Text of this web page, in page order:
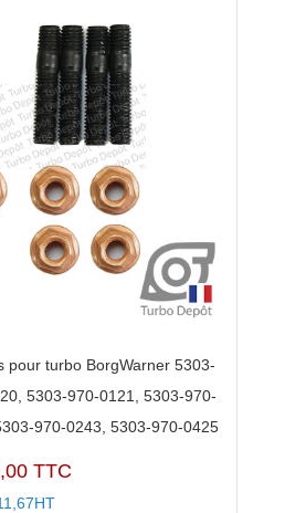
pour turbo BorgWarner 5303-
5303-970-0121, 5303-970-
970-0243, 5303-970-0425
TTC